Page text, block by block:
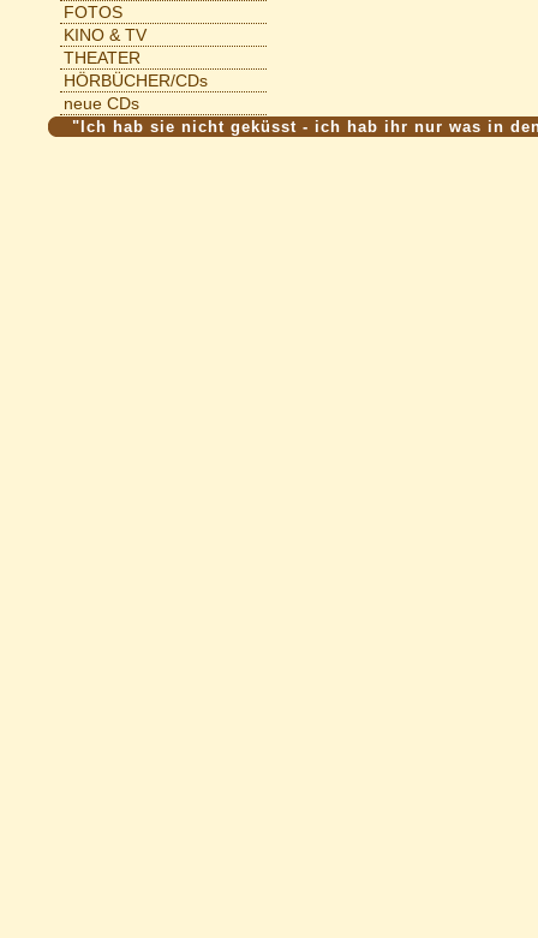
FOTOS
KINO & TV
THEATER
HÖRBÜCHER/CDs
neue CDs
"Ich hab sie nicht geküsst - ich hab ihr nur was in